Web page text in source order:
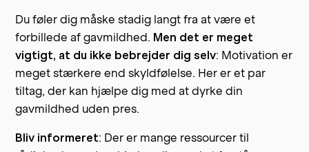
Du føler dig måske stadig langt fra at være et
forbillede af gavmildhed. Men det er meget
vigtigt, at du ikke bebrejder dig selv: Motivation er
meget stærkere end skyldfølelse. Her er et par
tiltag, der kan hjælpe dig med at dyrke din
gavmildhed uden pres.
Bliv informeret: Der er mange ressourcer til